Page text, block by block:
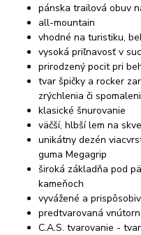
pánska trailová obuv
all-mountain
vhodné na turistiku,
vysoká priľnavosť v
prirodzený pocit pri
tvar špičky a rocker
zrýchlenia či
klasické šnurovanie
väčší, hlbší lem na
unikátny dezén
guma Megagrip
široká základňa pod
kameňoch
vyvážené a
predtvarovaná
C.A.S. tvarovanie -